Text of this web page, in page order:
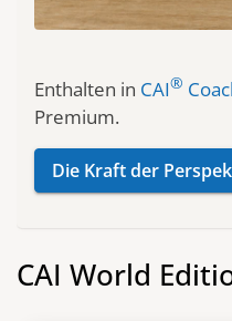
Enthalten in CAI®
Premium.
Die Kraft der
CAI World